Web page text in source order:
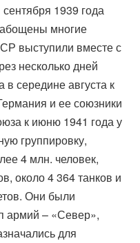
1939 года
многие
выступили вместе с
несколько дней
середине августа к
и ее союзники
к июню 1941 года у
группировку,
4 млн. человек,
около 4 364 танков и
Они были
армий – «Север»,
для